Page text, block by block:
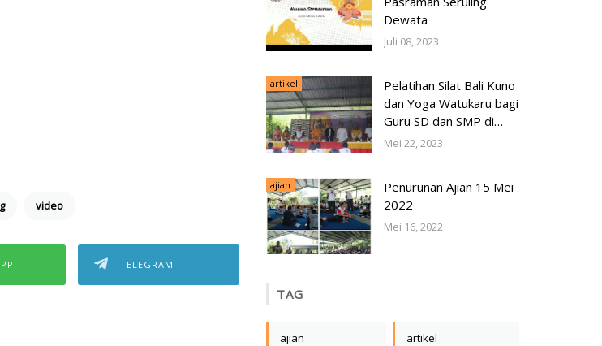
video
TELEGRAM
Dewata
Juli 08, 2023
artikel
Pelatihan Silat Bali Kuno
dan Yoga Watukaru bagi
Guru SD dan SMP di
Kabupaten Tabanan
Mei 22, 2023
ajian
Penurunan Ajian 15 Mei
2022
Mei 16, 2022
TAG
ajian artikel